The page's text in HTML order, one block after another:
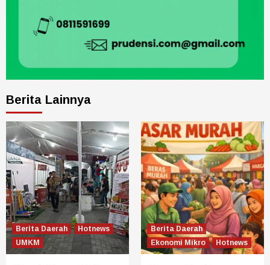
Berita Lainnya
Berita Daerah
Hotnews
UMKM
Berita Daerah
Ekonomi Mikro
Hotnews